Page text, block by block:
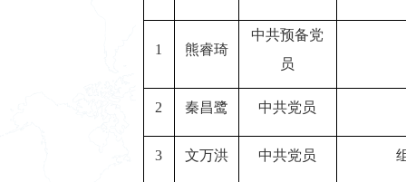
1 熊睿琦
中共预备党
员
2 秦昌鹭 中共党员
3 文万洪 中共党员